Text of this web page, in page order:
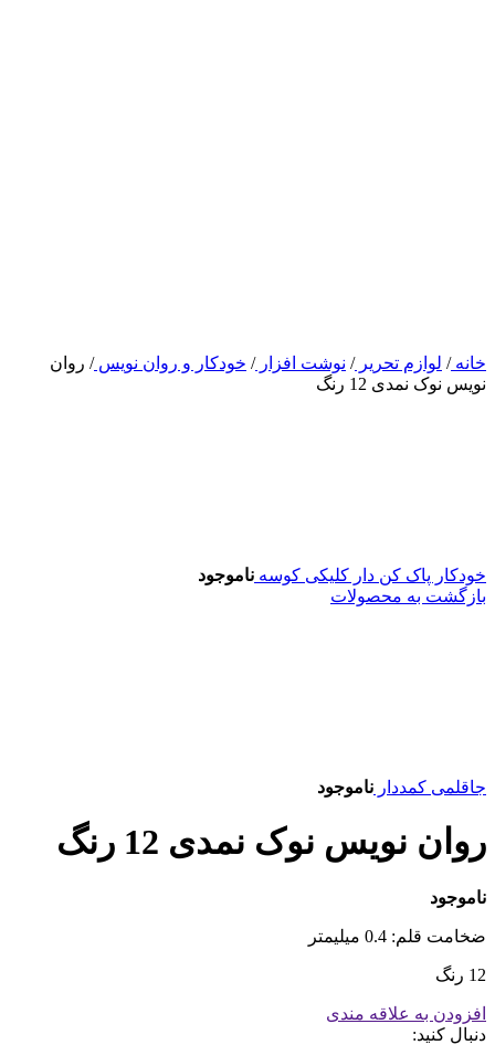
خانه/ لوازم تحریر/ نوشت افزار/ خودکار و روان نویس/ روان
نویس نوک نمدی 12 رنگ
خودکار پاک کن دار کلیکی کوسه ناموجود
بازگشت به محصولات
جاقلمی کمددار ناموجود
روان نویس نوک نمدی 12 رنگ
ناموجود
ضخامت قلم: 0.4 میلیمتر
12 رنگ
افزودن به علاقه مندی
دنبال کنید: